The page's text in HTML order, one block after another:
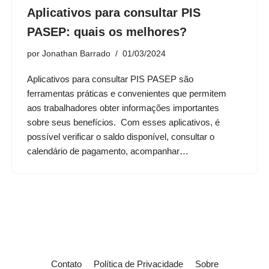
Aplicativos para consultar PIS
PASEP: quais os melhores?
por Jonathan Barrado 01/03/2024
Aplicativos para consultar PIS PASEP são
ferramentas práticas e convenientes que permitem
aos trabalhadores obter informações importantes
sobre seus benefícios. Com esses aplicativos, é
possível verificar o saldo disponível, consultar o
calendário de pagamento, acompanhar…
Contato Política de Privacidade Sobre